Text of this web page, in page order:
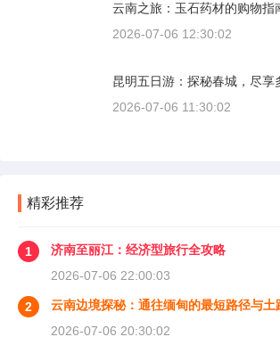
云南之旅：玉石药材的购物指
2026-07-06 12:30:02
昆明五日游：探秘春城，尽享
2026-07-06 11:30:02
精彩推荐
1
济南至丽江：经济型旅行全攻略
2026-07-06 22:00:03
2
云南边境探秘：通往缅甸的最短路径与土
2026-07-06 20:30:02